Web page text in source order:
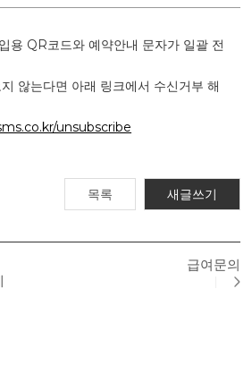
용 QR코드와 예약안내 문자가 일괄 전
않는다면 아래 링크에서 수신거부 해
unsubscribe
목록 새글쓰기
급여문의